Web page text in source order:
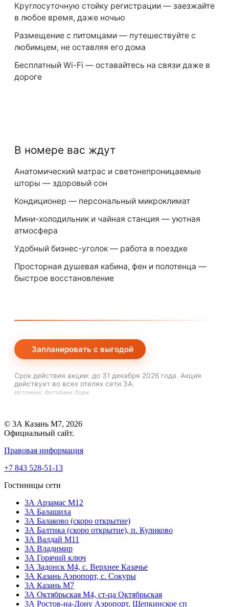
Круглосуточную стойку регистрации — заезжайте
в любое время, даже ночью
Размещение с питомцами — путешествуйте с
любимцем, не оставляя его дома
Бесплатный Wi-Fi — оставайтесь на связи даже в
дороге
В номере вас ждут
Анатомический матрас и светонепроницаемые
шторы — здоровый сон
Кондиционер — персональный микроклимат
Мини-холодильник и чайная станция — уютная
атмосфера
Удобный бизнес-уголок — работа в поездке
Просторная душевая кабина, фен и полотенца —
быстрое восстановление
Запланировать с выгодой
Срок действия акции: до 31 декабря 2026 года. Акция
действует во всех отелях сети 3А.
Источник: Фотобанк Лори
© 3А Казань М7, 2026
Официальный сайт.
Правовая информация
+7 843 528-51-13
Гостиницы сети
3А Арзамас М12
3А Балашиха
3А Балаково (скоро открытие)
ЗА Балтика (скоро открытие), п. Куликово
ЗА Валдай M11
ЗА Владимир
3А Горячий ключ
3А Задонск М4, с. Верхнее Казачье
3А Казань Аэропорт, с. Сокуры
3А Казань М7
3А Октябрьская М4, ст-ца Октябрьская
3А Ростов-на-Дону Аэропорт, Щепкинское сп